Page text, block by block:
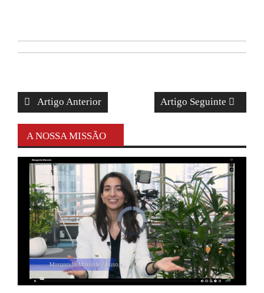
Artigo Anterior Artigo Seguinte
A NOSSA MISSÃO